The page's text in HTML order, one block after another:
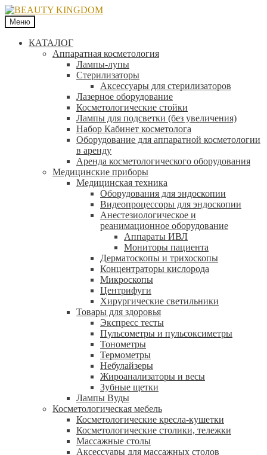
Меню
КАТАЛОГ
Аппаратная косметология
Лампы-лупы
Стерилизаторы
Аксессуары для стерилизаторов
Лазерное оборудование
Косметологические стойки
Лампы для подсветки (без увеличения)
Набор Кабинет косметолога
Оборудование для аппаратной косметологии
в аренду
Аренда косметологического оборудования
Медицинские приборы
Медицинская техника
Оборудования для эндоскопии
Видеопроцессоры для эндоскопии
Анестезиологическое и
реанимационное оборудование
Аппараты ИВЛ
Мониторы пациента
Дерматоскопы и трихоскопы
Концентраторы кислорода
Микроскопы
Центрифуги
Xирургические светильники
Товары для здоровья
Экспресс тесты
Пульсометры и пульсоксиметры
Тонометры
Термометры
Небулайзеры
Жироанализаторы и весы
Зубные щетки
Лампы Вуды
Косметологическая мебель
Косметологические кресла-кушетки
Косметологические столики, тележки
Массажные столы
Аксессуары для массажных столов